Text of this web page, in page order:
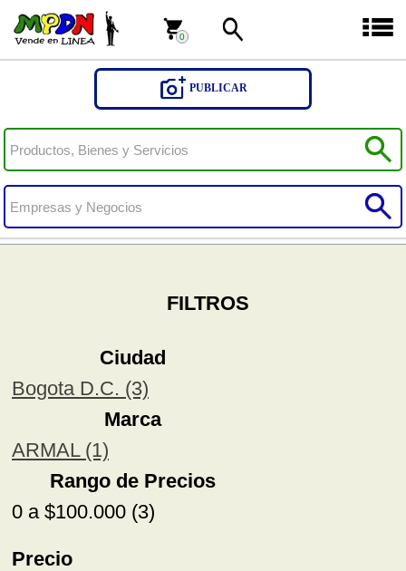
0
PUBLICAR
0
FILTROS
Ciudad
Bogota D.C. (3)
Marca
ARMAL (1)
Rango de Precios
0 a $100.000 (3)
Precio